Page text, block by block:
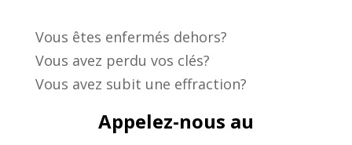
Vous êtes enfermés dehors?
Vous avez perdu vos clés?
Vous avez subit une effraction?
Appelez-nous au